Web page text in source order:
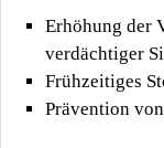
Erhöhung der
verdächtiger
Frühzeitiges
Prävention